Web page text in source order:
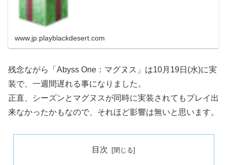
www.jp.playblackdesert.com
残念ながら「Abyss One：マグヌス」は10月19日(水)に実
装で、一週間遅れる事になりました。
正直、シーズンとマグヌスが同時に実装されてもプレイ出
来なかったかもなので、それほど影響は無いと思います。
目次